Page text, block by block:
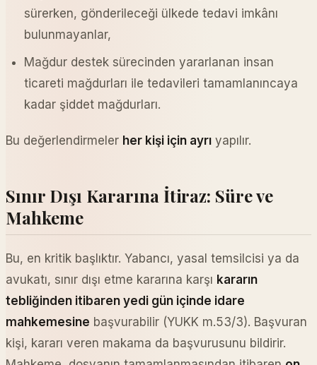
sürerken, gönderileceği ülkede tedavi imkânı
bulunmayanlar,
Mağdur destek sürecinden yararlanan insan
ticareti mağdurları ile tedavileri tamamlanıncaya
kadar şiddet mağdurları.
Bu değerlendirmeler her kişi için ayrı yapılır.
Sınır Dışı Kararına İtiraz: Süre ve
Mahkeme
Bu, en kritik başlıktır. Yabancı, yasal temsilcisi ya da
avukatı, sınır dışı etme kararına karşı kararın
tebliğinden itibaren yedi gün içinde idare
mahkemesine başvurabilir (YUKK m.53/3). Başvuran
kişi, kararı veren makama da başvurusunu bildirir.